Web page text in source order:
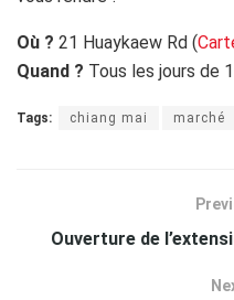
Où ? 21 Huaykaew Rd (
Quand ? Tous les jours de
Tags: chiang mai marché
Ouverture de